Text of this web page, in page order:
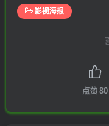
影视海报
点赞 80